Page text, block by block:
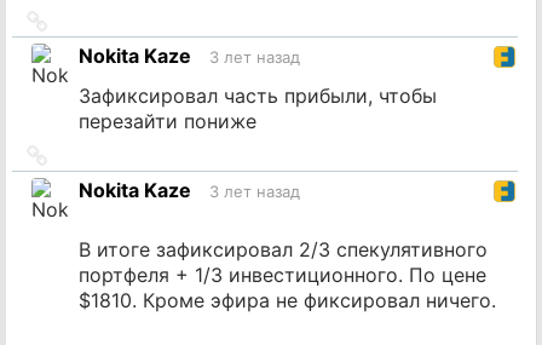
на
источник
Nokita Kaze 3 лет назад
Зафиксировал часть прибыли, чтобы
перезайти пониже
на
источник
Nokita Kaze 3 лет назад
В итоге зафиксировал 2/3 спекулятивного
портфеля + 1/3 инвестиционного. По цене
$1810. Кроме эфира не фиксировал ничего.